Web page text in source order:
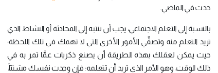
حدث في الماضي.
بالنسبة إلى التعلم الاجتماعي، يجب أن تنتبه إلى المحادثة أو النشاط الذي
تريد التعلم منه وتصفِّي الأمور الأخرى التي لا تهمك في تلك اللحظة؛
حيث يمكن لعقلك بهذه الطريقة أن يصنع ذكريات عمَّا تمر به في
ذلك الوقت، وهو الأمر الذي تريد أن تتعلمه؛ فإن وجدت نفسك مشتتاً،